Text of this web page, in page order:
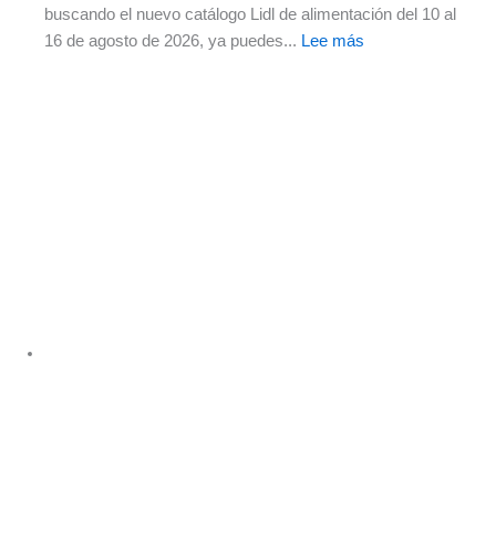
buscando el nuevo catálogo Lidl de alimentación del 10 al
16 de agosto de 2026, ya puedes... Lee más